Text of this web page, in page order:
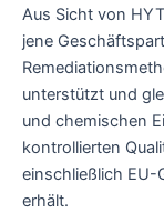
Aus Sicht von
jene
unterstützt und
und chemischen
kontrollierten
einschließlich EU-
erhält.